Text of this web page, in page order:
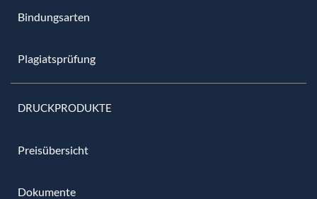
Bindungsarten
Plagiatsprüfung
DRUCKPRODUKTE
Preisübersicht
Dokumente